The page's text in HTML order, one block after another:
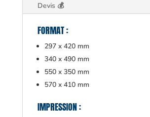
Devis 💰
FORMAT :
297 x 420 mm
340 x 490 mm
550 x 350 mm
570 x 410 mm
IMPRESSION :